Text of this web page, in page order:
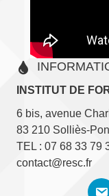
INSTITUT DE
6 bis, avenue
83 210 Solliès-
TEL : 07 68 33 79
contact@resc.fr